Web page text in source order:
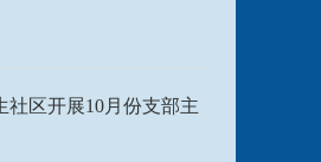
社区开展10月份支部主